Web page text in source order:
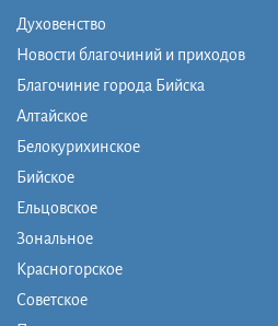
Духовенство
Новости благочиний и приходов
Благочиние города Бийска
Алтайское
Белокурихинское
Бийское
Ельцовское
Зональное
Красногорское
Советское